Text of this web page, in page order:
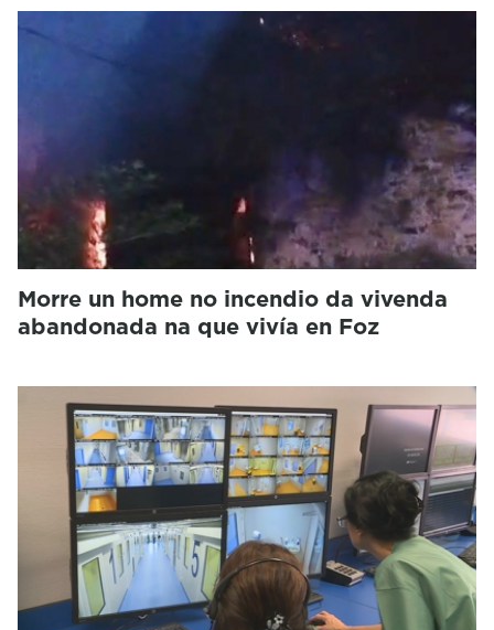
Morre un home no incendio da vivenda
abandonada na que vivía en Foz